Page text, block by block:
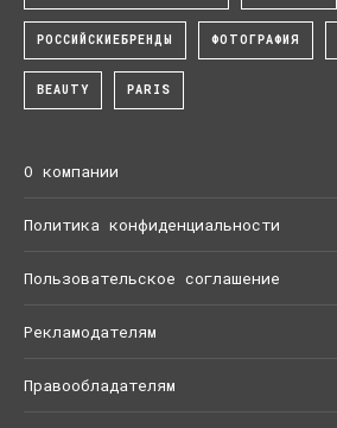
РОССИЙСКИЕБРЕНДЫ ФОТОГРАФИЯ
BEAUTY PARIS
О компании
Политика конфиденциальности
Пользовательское соглашение
Рекламодателям
Правообладателям